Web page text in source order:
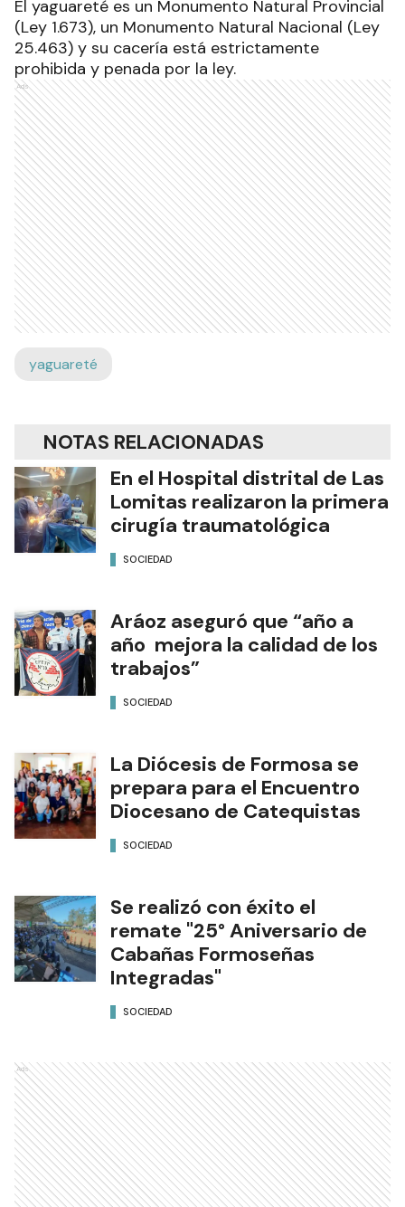
El yaguareté es un Monumento Natural Provincial
(Ley 1.673), un Monumento Natural Nacional (Ley
25.463) y su cacería está estrictamente
prohibida y penada por la ley.
Ads
yaguareté
NOTAS RELACIONADAS
En el Hospital distrital de Las
Lomitas realizaron la primera
cirugía traumatológica
SOCIEDAD
Aráoz aseguró que “año a
año mejora la calidad de los
trabajos”
SOCIEDAD
La Diócesis de Formosa se
prepara para el Encuentro
Diocesano de Catequistas
SOCIEDAD
Se realizó con éxito el
remate "25° Aniversario de
Cabañas Formoseñas
Integradas"
SOCIEDAD
Ads